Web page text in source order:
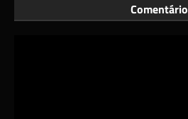
Comentário